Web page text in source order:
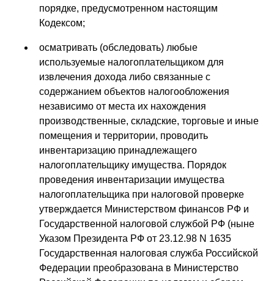
порядке, предусмотренном настоящим
Кодексом;
осматривать (обследовать) любые
используемые налогоплательщиком для
извлечения дохода либо связанные с
содержанием объектов налогообложения
независимо от места их нахождения
производственные, складские, торговые и иные
помещения и территории, проводить
инвентаризацию принадлежащего
налогоплательщику имущества. Порядок
проведения инвентаризации имущества
налогоплательщика при налоговой проверке
утверждается Министерством финансов РФ и
Государственной налоговой службой РФ (ныне
Указом Президента РФ от 23.12.98 N 1635
Государственная налоговая служба Российской
Федерации преобразована в Министерство